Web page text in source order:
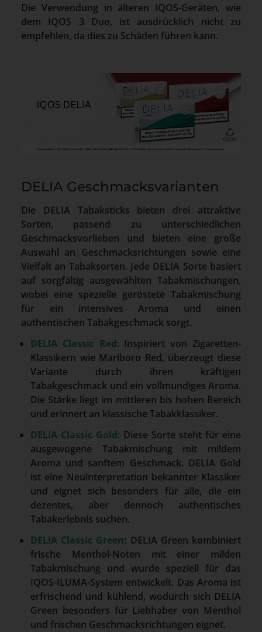
Die Verwendung in älteren IQOS-Geräten, wie
dem IQOS 3 Duo, ist ausdrücklich nicht zu
empfehlen, da dies zu Schäden führen kann.
DELIA Geschmacksvarianten
Die DELIA Tabaksticks bieten drei attraktive
Sorten, passend zu unterschiedlichen
Geschmacksvorlieben und bieten eine große
Auswahl an Geschmacksrichtungen sowie eine
Vielfalt an Tabaksorten. Jede DELIA Sorte basiert
auf sorgfältig ausgewählten Tabakmischungen,
wobei eine spezielle geröstete Tabakmischung
für ein intensives Aroma und einen
authentischen Tabakgeschmack sorgt.
DELIA Classic Red: Inspiriert von Zigaretten-
Klassikern wie Marlboro Red, überzeugt diese
Variante durch ihren kräftigen
Tabakgeschmack und ein vollmundiges Aroma.
Die Stärke liegt im mittleren bis hohen Bereich
und erinnert an klassische Tabakklassiker.
DELIA Classic Gold: Diese Sorte steht für eine
ausgewogene Tabakmischung mit mildem
Aroma und sanftem Geschmack. DELIA Gold
ist eine Neuinterpretation bekannter Klassiker
und eignet sich besonders für alle, die ein
dezentes, aber dennoch authentisches
Tabakerlebnis suchen.
DELIA Classic Green: DELIA Green kombiniert
frische Menthol-Noten mit einer milden
Tabakmischung und wurde speziell für das
IQOS-ILUMA-System entwickelt. Das Aroma ist
erfrischend und kühlend, wodurch sich DELIA
Green besonders für Liebhaber von Menthol
und frischen Geschmacksrichtungen eignet.